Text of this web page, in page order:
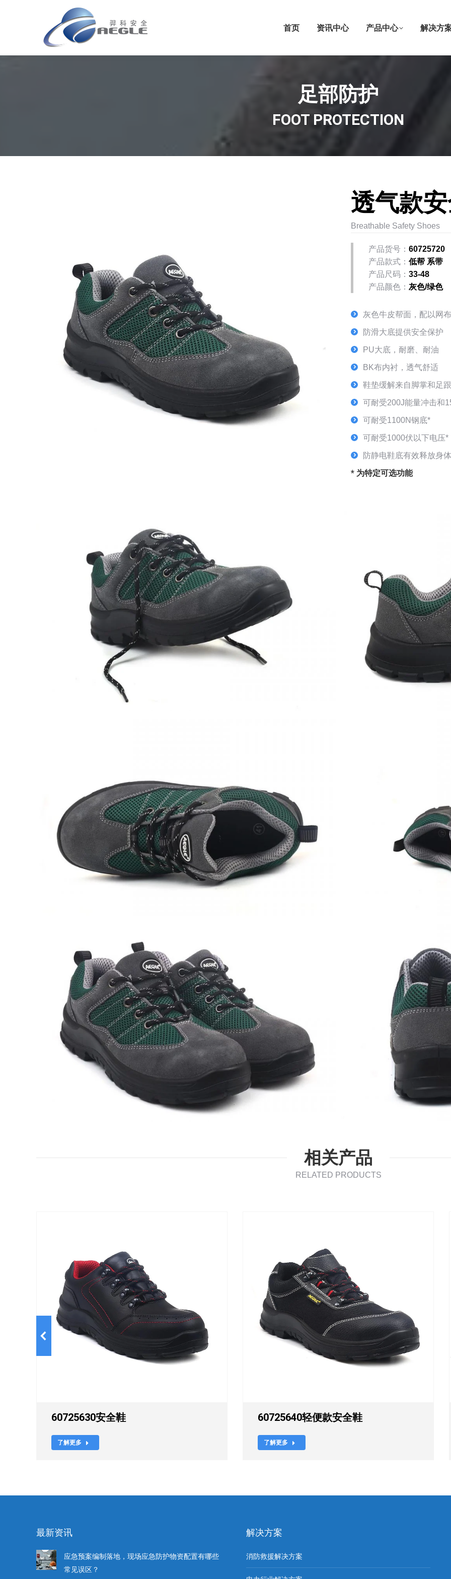
首页 资讯中心 产品中心 解决方
足部防护
FOOT PROTECTION
透气款
Breathable Safety Shoes
产品货号： 60725720
产品款式： 低帮 系带
产品尺码： 33-48
产品颜色： 灰色/绿色
灰色牛皮帮面，配以网
防滑大底提供安全保护
PU大底，耐磨、耐油
BK布内衬，透气舒适
鞋垫缓解来自脚掌和足
可耐受200J能量冲击和
可耐受1100N钢底*
可耐受1000伏以下电压*
防静电鞋底有效释放身
* 为特定可选功能
相关产品
RELATED PRODUCTS
60725630安全鞋
了解更多
60725640轻便款安全鞋
了解更多
最新资讯
应急预案编制落地，现场应急防护物资配置有哪些
常见误区？
解决方案
消防救援解决方案